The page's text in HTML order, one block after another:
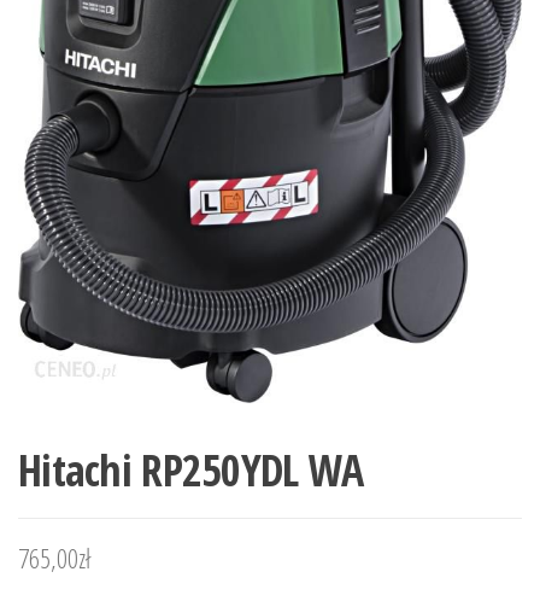
Hitachi RP250YDL WA
765,00zł